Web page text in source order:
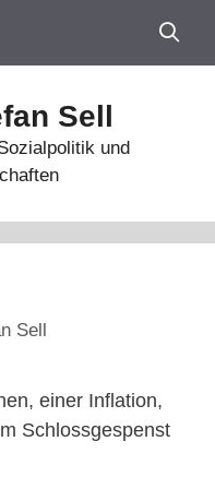
Sell
und
Sell
einer Inflation,
Schlossgespenst